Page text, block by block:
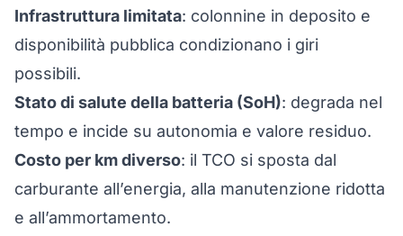
Infrastruttura limitata: colonnine in deposito e
disponibilità pubblica condizionano i giri
possibili.
Stato di salute della batteria (SoH): degrada nel
tempo e incide su autonomia e valore residuo.
Costo per km diverso: il TCO si sposta dal
carburante all’energia, alla manutenzione ridotta
e all’ammortamento.